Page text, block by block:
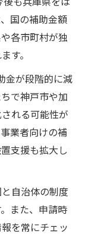
国の補助金額
各市町村が独
す。
金が段階的に減
で神戸市や加
れる可能性が
業者向けの補
支援も拡大し
自治体の制度
また、申請時
を常にチェッ